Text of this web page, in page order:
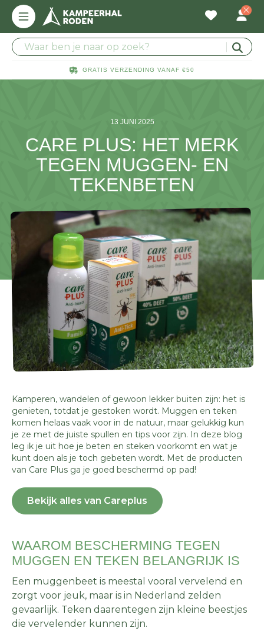
GRATIS VERZENDING VANAF €50
13 JUNI 2025
CARE PLUS: HET MERK
TEGEN MUGGEN- EN
TEKENBETEN
Kamperen, wandelen of gewoon lekker buiten zijn: het is
genieten, totdat je gestoken wordt. Muggen en teken
komen helaas vaak voor in de natuur, maar gelukkig kun
je ze met de juiste spullen en tips voor zijn. In deze blog
leg ik je uit hoe je beten en steken voorkomt en wat je
kunt doen als je toch gebeten wordt. Met de producten
van Care Plus ga je goed beschermd op pad!
Bekijk alles van Careplus
WAAROM BESCHERMING TEGEN
MUGGEN EN TEKEN BELANGRIJK IS
Een muggenbeet is meestal vooral vervelend en
zorgt voor jeuk, maar is in Nederland zelden
gevaarlijk. Teken daarentegen zijn kleine beestjes
die vervelender kunnen zijn.